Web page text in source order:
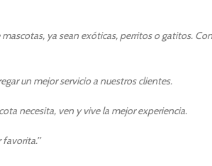
ya sean exóticas, perritos o gatitos.
un mejor servicio a nuestros clientes.
necesita, ven y vive la mejor experiencia.